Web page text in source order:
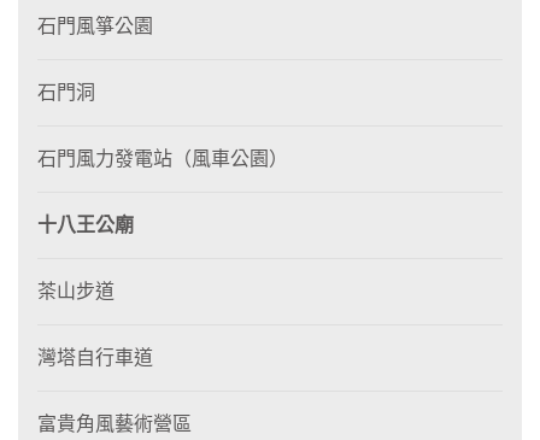
石門風箏公園
石門洞
石門風力發電站（風車公園）
十八王公廟
茶山步道
灣塔自行車道
富貴角風藝術營區